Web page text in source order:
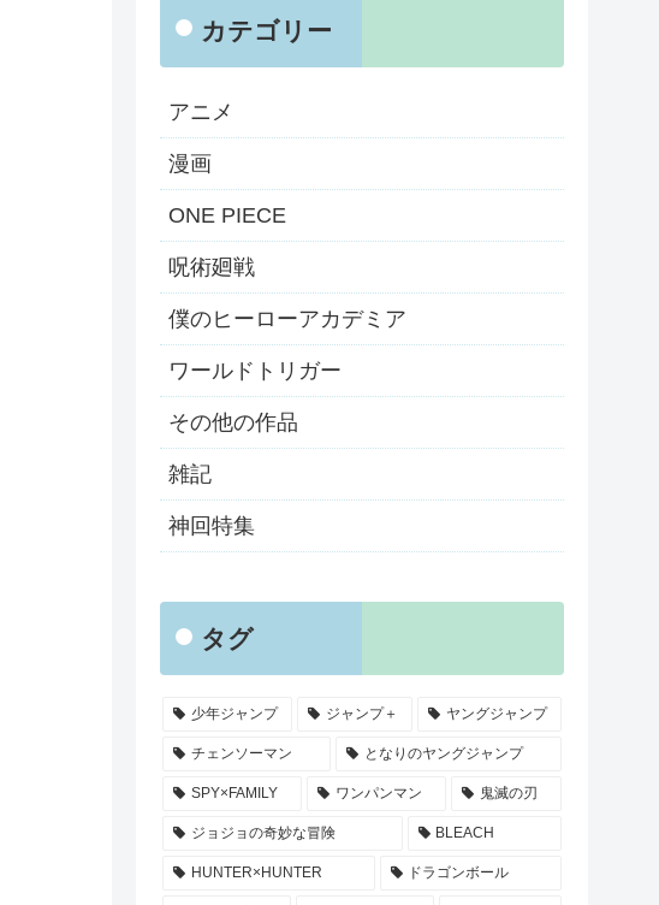
カテゴリー
アニメ
漫画
ONE PIECE
呪術廻戦
僕のヒーローアカデミア
ワールドトリガー
その他の作品
雑記
神回特集
タグ
少年ジャンプ ジャンプ＋ ヤングジャンプ
チェンソーマン となりのヤングジャンプ
SPY×FAMILY ワンパンマン 鬼滅の刃
ジョジョの奇妙な冒険 BLEACH
HUNTER×HUNTER ドラゴンボール